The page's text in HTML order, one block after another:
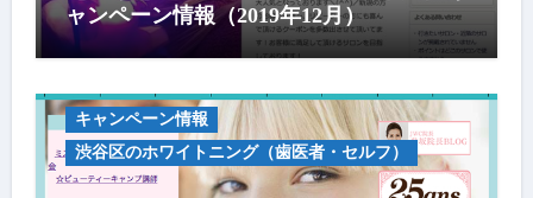
ャンペーン情報（2019年12月）
キャンペーン情報
渋谷区のホワイトニング（歯医者・セルフ）